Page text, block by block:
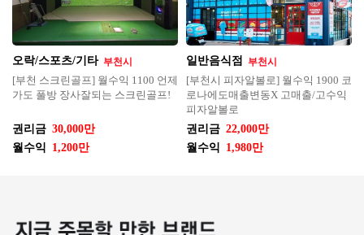
오락/스포츠/기타 부천시
[부천 스크린골프] 월수익 1100 언제
가도 풀방 장사잘되는 스크린골프!
권리금 30,000만
월수익
1,200만
일반음식점 부천시
[부천시 피자알볼로] 월수익 1900 코
로나에도매출변동X 고매출/고수익
피자알볼로
권리금 22,000만
월수익
1,980만